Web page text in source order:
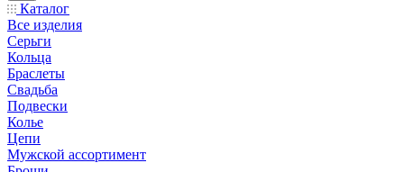
Каталог
Все изделия
Серьги
Кольца
Браслеты
Свадьба
Подвески
Колье
Цепи
Мужской ассортимент